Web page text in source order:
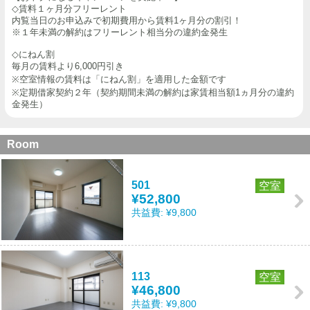
◇賃料１ヶ月分フリーレント
内覧当日のお申込みで初期費用から賃料1ヶ月分の割引！
※１年未満の解約はフリーレント相当分の違約金発生
◇にねん割
毎月の賃料より6,000円引き
※空室情報の賃料は「にねん割」を適用した金額です
※定期借家契約２年（契約期間未満の解約は家賃相当額1ヵ月分の違約
金発生）
Room
501 空室
¥52,800
共益費: ¥9,800
113 空室
¥46,800
共益費: ¥9,800